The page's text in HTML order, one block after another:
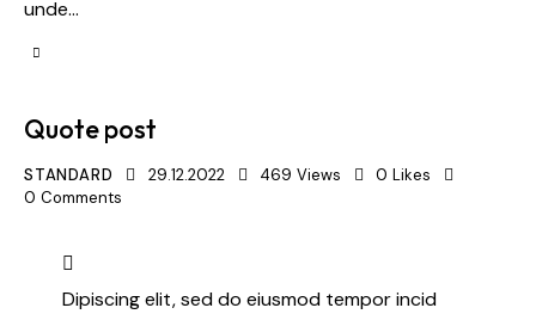
unde…
Quote post
STANDARD 29.12.2022 469 Views 0 Likes
0 Comments
Dipiscing elit, sed do eiusmod tempor incid